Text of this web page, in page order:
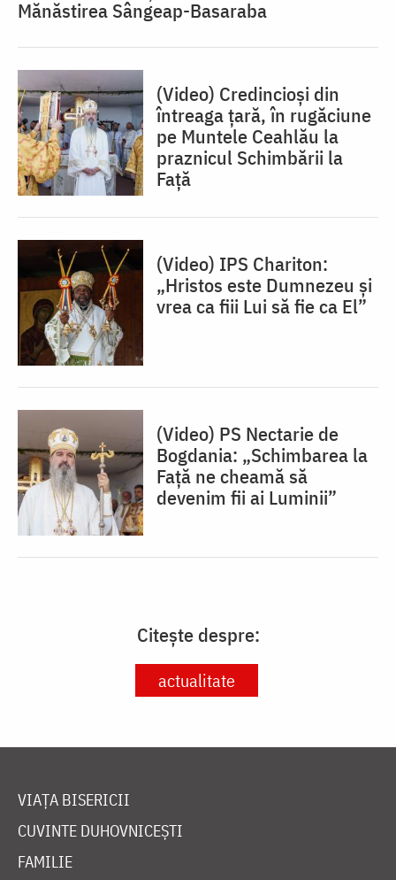
Mănăstirea Sângeap-Basaraba
(Video) Credincioși din
întreaga țară, în rugăciune
pe Muntele Ceahlău la
praznicul Schimbării la
Față
(Video) IPS Chariton:
„Hristos este Dumnezeu și
vrea ca fiii Lui să fie ca El”
(Video) PS Nectarie de
Bogdania: „Schimbarea la
Față ne cheamă să
devenim fii ai Luminii”
Citește despre:
actualitate
VIAȚA BISERICII
CUVINTE DUHOVNICEȘTI
FAMILIE